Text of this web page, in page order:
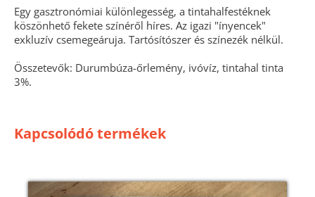
Egy gasztronómiai különlegesség, a tintahalfestéknek
köszönhető fekete színéről híres. Az igazi "ínyencek"
exkluzív csemegeáruja. Tartósítószer és színezék nélkül.
Összetevők: Durumbúza-őrlemény, ivóvíz, tintahal tinta
3%.
Kapcsolódó termékek